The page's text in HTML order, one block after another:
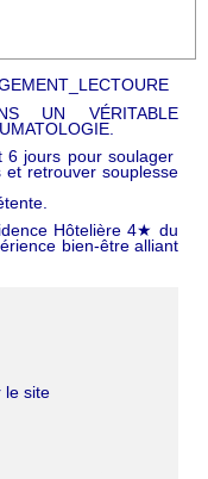
UN VÉRITABLE
6 jours pour soulager
retrouver souplesse
Hôtelière 4★ du
bien-être alliant
le site